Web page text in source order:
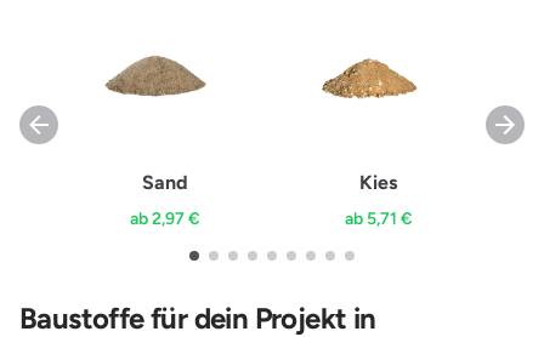
Sand
ab 2,97 €
Kies
ab 5,71 €
Baustoffe für dein Projekt in